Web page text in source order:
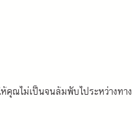
คุณไม่เป็นจนล้มพับไประหว่างทาง